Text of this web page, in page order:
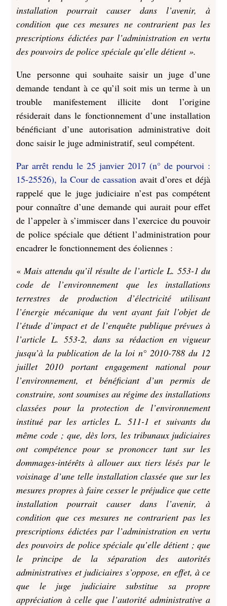
installation pourrait causer dans l’avenir, à
condition que ces mesures ne contrarient pas les
prescriptions édictées par l’administration en vertu
des pouvoirs de police spéciale qu’elle détient ».
Une personne qui souhaite saisir un juge d’une
demande tendant à ce qu’il soit mis un terme à un
trouble manifestement illicite dont l’origine
résiderait dans le fonctionnement d’une installation
bénéficiant d’une autorisation administrative doit
donc saisir le juge administratif, seul compétent.
Par arrêt rendu le 25 janvier 2017 (n° de pourvoi :
15-25526), la Cour de cassation avait d’ores et déjà
rappelé que le juge judiciaire n’est pas compétent
pour connaître d’une demande qui aurait pour effet
de l’appeler à s’immiscer dans l’exercice du pouvoir
de police spéciale que détient l’administration pour
encadrer le fonctionnement des éoliennes :
«Mais attendu qu’il résulte de l’article L. 553-1 du
code de l’environnement que les installations
terrestres de production d’électricité utilisant
l’énergie mécanique du vent ayant fait l’objet de
l’étude d’impact et de l’enquête publique prévues à
l’article L. 553-2, dans sa rédaction en vigueur
jusqu’à la publication de la loi n° 2010-788 du 12
juillet 2010 portant engagement national pour
l’environnement, et bénéficiant d’un permis de
construire, sont soumises au régime des installations
classées pour la protection de l’environnement
institué par les articles L. 511-1 et suivants du
même code ; que, dès lors, les tribunaux judiciaires
ont compétence pour se prononcer tant sur les
dommages-intérêts à allouer aux tiers lésés par le
voisinage d’une telle installation classée que sur les
mesures propres à faire cesser le préjudice que cette
installation pourrait causer dans l’avenir, à
condition que ces mesures ne contrarient pas les
prescriptions édictées par l’administration en vertu
des pouvoirs de police spéciale qu’elle détient ; que
le principe de la séparation des autorités
administratives et judiciaires s’oppose, en effet, à ce
que le juge judiciaire substitue sa propre
appréciation à celle que l’autorité administrative a